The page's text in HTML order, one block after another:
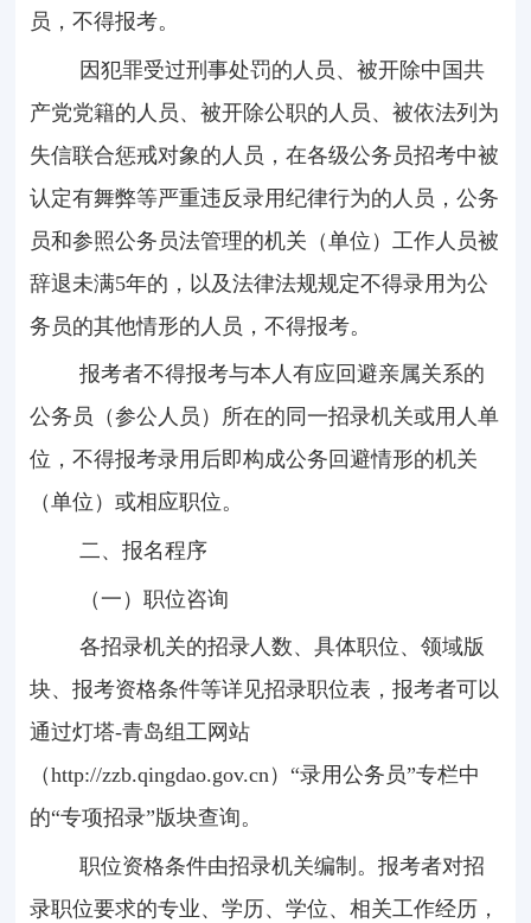
员，不得报考。
因犯罪受过刑事处罚的人员、被开除中国共
产党党籍的人员、被开除公职的人员、被依法列为
失信联合惩戒对象的人员，在各级公务员招考中被
认定有舞弊等严重违反录用纪律行为的人员，公务
员和参照公务员法管理的机关（单位）工作人员被
辞退未满5年的，以及法律法规规定不得录用为公
务员的其他情形的人员，不得报考。
报考者不得报考与本人有应回避亲属关系的
公务员（参公人员）所在的同一招录机关或用人单
位，不得报考录用后即构成公务回避情形的机关
（单位）或相应职位。
二、报名程序
（一）职位咨询
各招录机关的招录人数、具体职位、领域版
块、报考资格条件等详见招录职位表，报考者可以
通过灯塔-青岛组工网站
（http://zzb.qingdao.gov.cn）“录用公务员”专栏中
的“专项招录”版块查询。
职位资格条件由招录机关编制。报考者对招
录职位要求的专业、学历、学位、相关工作经历，